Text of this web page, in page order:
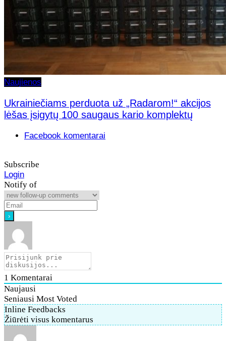
Naujienos
Ukrainiečiams perduota už „Radarom!“ akcijos
lėšas įsigytų 100 saugaus kario komplektų
Facebook komentarai
Subscribe
Login
Notify of
1 Komentarai
Naujausi
Seniausi Most Voted
Inline Feedbacks
Žiūrėti visus komentarus